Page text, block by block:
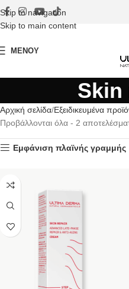
Skip to navigation
Skip to main content
ΜΕΝΟΎ
Skin
Αρχική σελίδα Εξειδικευμένα
Προβάλλονται όλα - 2
Εμφάνιση πλαϊνής γραμμής